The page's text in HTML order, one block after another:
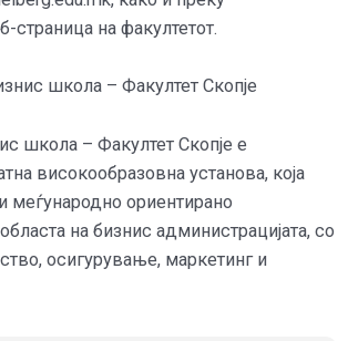
страница на факултетот.
школа – Факултет Скопје
школа – Факултет Скопје е
високообразовна установа, која
меѓународно ориентирано
на бизнис администрацијата, со
осигурување, маркетинг и